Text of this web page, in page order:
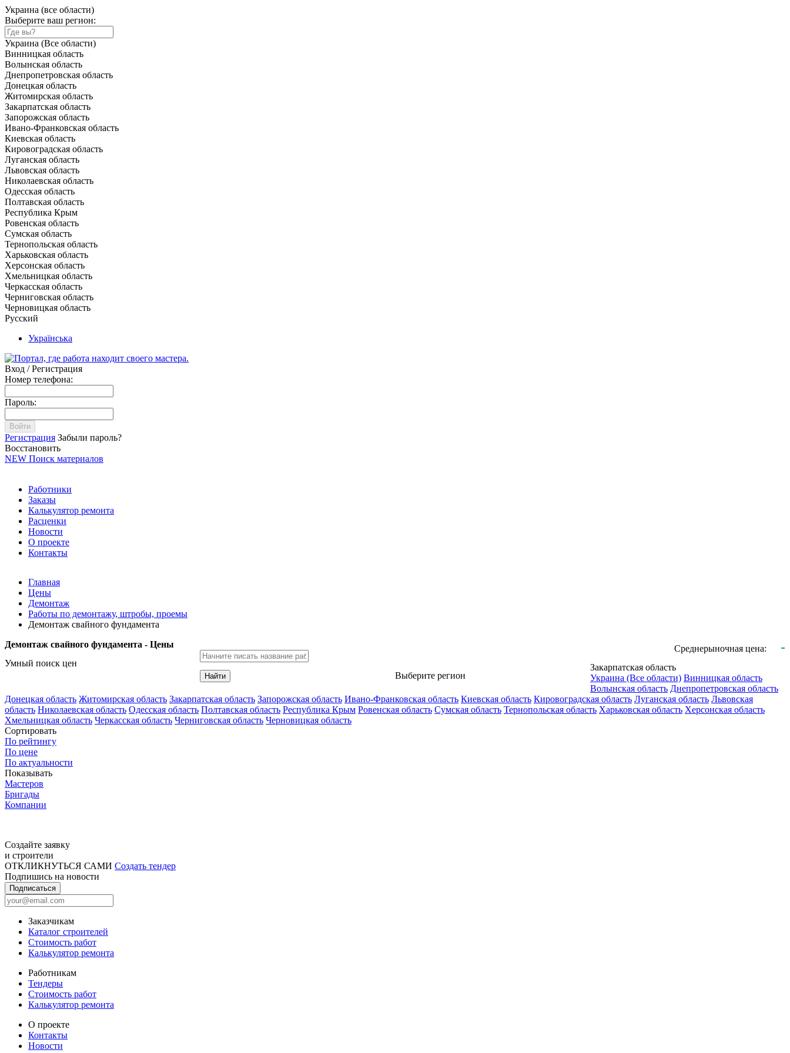
Украина (все области)
Выберите ваш регион:
Украина (Все области)
Винницкая область
Волынская область
Днепропетровская область
Донецкая область
Житомирская область
Закарпатская область
Запорожская область
Ивано-Франковская область
Киевская область
Кировоградская область
Луганская область
Львовская область
Николаевская область
Одесская область
Полтавская область
Республика Крым
Ровенская область
Сумская область
Тернопольская область
Харьковская область
Херсонская область
Хмельницкая область
Черкасская область
Черниговская область
Черновицкая область
Русский
Українська
Вход / Регистрация
Номер телефона:
Пароль:
Войти
Регистрация Забыли пароль?
Восстановить
NEW Поиск материалов
Работники
Заказы
Калькулятор ремонта
Расценки
Новости
О проекте
Контакты
Главная
Цены
Демонтаж
Работы по демонтажу, штробы, проемы
Демонтаж свайного фундамента
Демонтаж свайного фундамента - Цены
Среднерыночная цена: -
Умный поиск цен
Найти Выберите регион
Закарпатская область
Украина (Все области) Винницкая область
Волынская область Днепропетровская область
Донецкая область Житомирская область Закарпатская область Запорожская область Ивано-Франковская область Киевская область Кировоградская область Луганская область Львовская
область Николаевская область Одесская область Полтавская область Республика Крым Ровенская область Сумская область Тернопольская область Харьковская область Херсонская область
Хмельницкая область Черкасская область Черниговская область Черновицкая область
Сортировать
По рейтингу
По цене
По актуальности
Показывать
Мастеров
Бригады
Компании
Создайте заявку
и строители
ОТКЛИКНУТЬСЯ САМИ Создать тендер
Подпишись на новости
Подписаться
Заказчикам
Каталог строителей
Стоимость работ
Калькулятор ремонта
Работникам
Тендеры
Стоимость работ
Калькулятор ремонта
О проекте
Контакты
Новости